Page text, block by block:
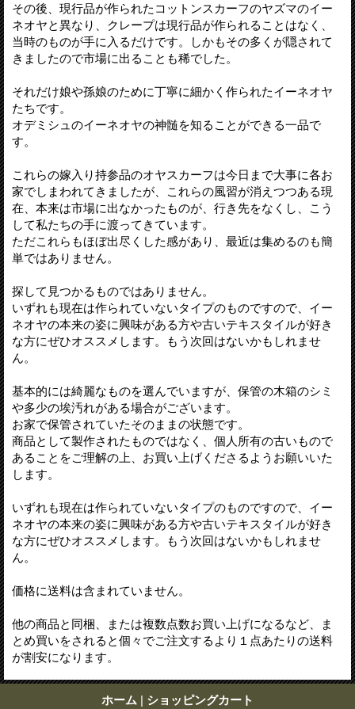
その後、現行品が作られたコットンスカーフのヤズマのイー
ネオヤと異なり、クレープは現行品が作られることはなく、
当時のものが手に入るだけです。しかもその多くが隠されて
きましたので市場に出ることも稀でした。
それだけ娘や孫娘のために丁寧に細かく作られたイーネオヤ
たちです。
オデミシュのイーネオヤの神髄を知ることができる一品で
す。
これらの嫁入り持参品のオヤスカーフは今日まで大事に各お
家でしまわれてきましたが、これらの風習が消えつつある現
在、本来は市場に出なかったものが、行き先をなくし、こう
して私たちの手に渡ってきています。
ただこれらもほぼ出尽くした感があり、最近は集めるのも簡
単ではありません。
探して見つかるものではありません。
いずれも現在は作られていないタイプのものですので、イー
ネオヤの本来の姿に興味がある方や古いテキスタイルが好き
な方にぜひオススメします。もう次回はないかもしれませ
ん。
基本的には綺麗なものを選んでいますが、保管の木箱のシミ
や多少の埃汚れがある場合がございます。
お家で保管されていたそのままの状態です。
商品として製作されたものではなく、個人所有の古いもので
あることをご理解の上、お買い上げくださるようお願いいた
します。
いずれも現在は作られていないタイプのものですので、イー
ネオヤの本来の姿に興味がある方や古いテキスタイルが好き
な方にぜひオススメします。もう次回はないかもしれませ
ん。
価格に送料は含まれていません。
他の商品と同梱、または複数点数お買い上げになるなど、ま
とめ買いをされると個々でご注文するより１点あたりの送料
が割安になります。
ホーム | ショッピングカート